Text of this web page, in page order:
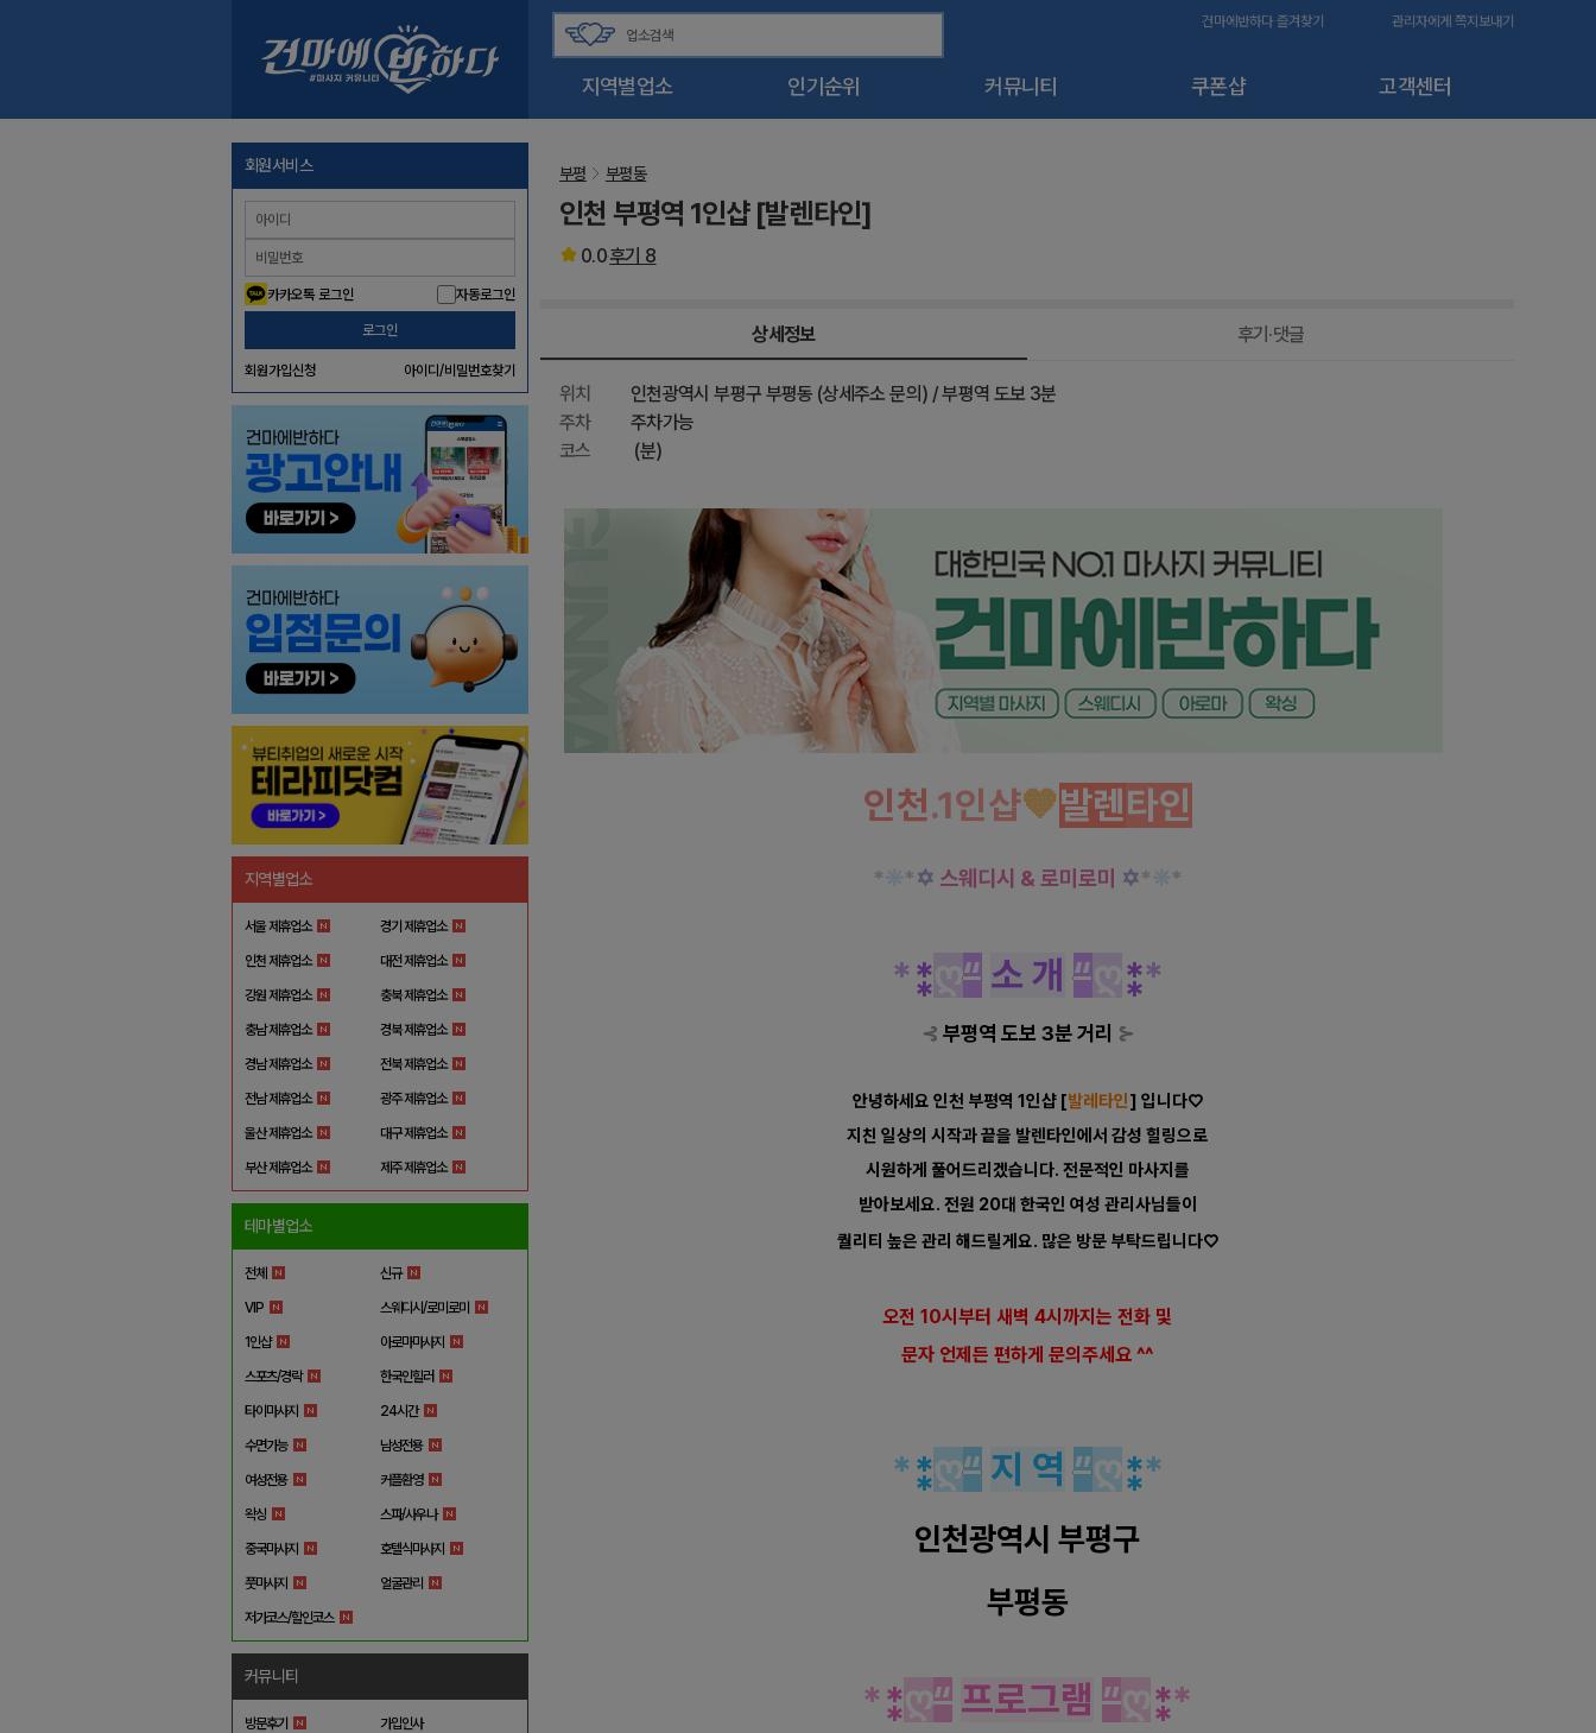
지역별업소 인기순위 커뮤니티 쿠폰샵 고객센터
건마에반하다 즐겨찾기 관리자에게 쪽지보내기
회원서비스
카카오톡 로그인 자동로그인
로그인
회원가입신청 아이디/비밀번호찾기
지역별업소
서울 제휴업소 경기 제휴업소
인천 제휴업소 대전 제휴업소
강원 제휴업소 충북 제휴업소
충남 제휴업소 경북 제휴업소
경남 제휴업소 전북 제휴업소
전남 제휴업소 광주 제휴업소
울산 제휴업소 대구 제휴업소
부산 제휴업소 제주 제휴업소
테마별업소
전체 신규
VIP 스웨디시/로미로미
1인샵 아로마마사지
스포츠/경락 한국인힐러
타이마사지 24시간
수면가능 남성전용
여성전용 커플환영
왁싱 스파/사우나
중국마사지 호텔식마사지
풋마사지 얼굴관리
저가코스/할인코스
커뮤니티
방문후기 가입인사
부평 부평동
인천 부평역 1인샵 [발렌타인]
0.0후기 8
상세정보 후기·댓글
위치
인천광역시 부평구 부평동 (상세주소 문의) / 부평역 도보 3분
주차
주차가능
코스
(분)
인천.1인샵🧡발렌타인
* *✡ 스웨디시 & 로미로미 ✡* *
*⁑ ღ“ 소 개 “ღ ⁑*
⊰ 부평역 도보 3분 거리 ⊱
안녕하세요 인천 부평역 1인샵 [발레타인] 입니다♡
지친 일상의 시작과 끝을 발렌타인에서 감성 힐링으로
시원하게 풀어드리겠습니다. 전문적인 마사지를
받아보세요. 전원 20대 한국인 여성 관리사님들이
퀄리티 높은 관리 해드릴게요. 많은 방문 부탁드립니다♡
오전 10시부터 새벽 4시까지는 전화 및
문자 언제든 편하게 문의주세요 ^^
*⁑ღ“ 지 역 ”ღ⁑*
인천광역시 부평구
부평동
*⁑ღ“ 프로그램 ”ღ⁑*